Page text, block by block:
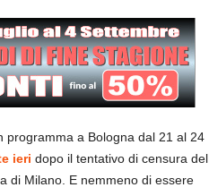
a Bologna dal 21 al 24
ieri dopo il tentativo di censura del
di Milano. E nemmeno di essere